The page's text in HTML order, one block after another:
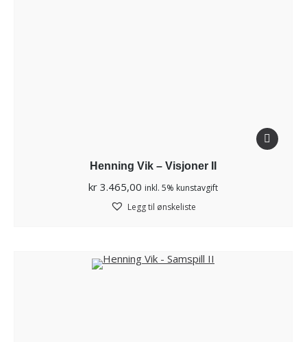
Henning Vik – Visjoner II
kr 3.465,00 inkl. 5% kunstavgift
Legg til ønskeliste